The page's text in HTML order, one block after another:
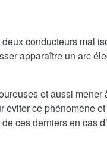
conducteurs mal
apparaître un arc
et aussi
ce phénomène
ces derniers en cas